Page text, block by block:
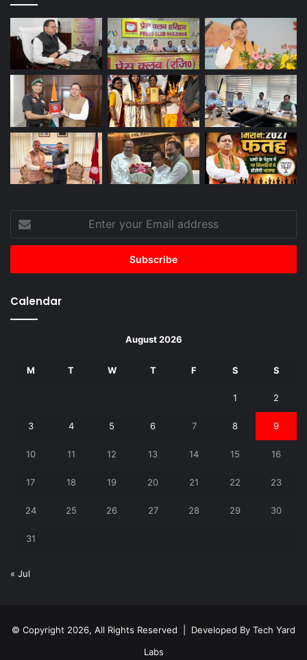
Enter
your
Email
Calendar
August 2026
M T W T F S S
1 2
3 4 5 6 7 8 9
10 11 12 13 14 15 16
17 18 19 20 21 22 23
24 25 26 27 28 29 30
31
« Jul
© Copyright 2026, All Rights Reserved | Developed By Tech Yard
Labs